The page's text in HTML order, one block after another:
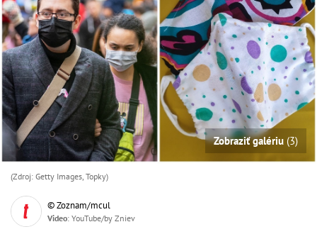
Zobraziť galériu (3)
(Zdroj: Getty Images, Topky)
© Zoznam/mcul
Video: YouTube/by Zniev